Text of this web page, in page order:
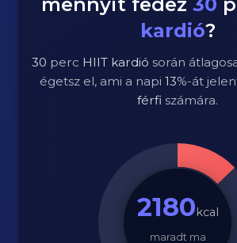
kardió?
30 perc HIIT kardió során
égetsz el, ami a napi 13%-át
férfi számára.
2180kcal
maradt ma